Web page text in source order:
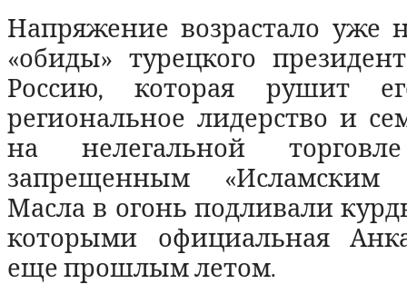
Напряжение возрастало уже
«обиды» турецкого
Россию, которая рушит
региональное лидерство и
на нелегальной
запрещенным «Исламским
Масла в огонь подливали
которыми официальная
еще прошлым летом.